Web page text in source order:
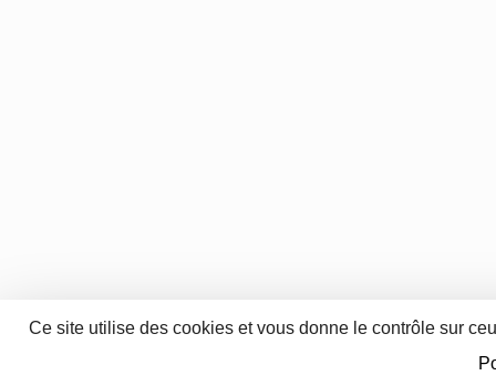
Ce site utilise des cookies et vous donne le contrôle sur